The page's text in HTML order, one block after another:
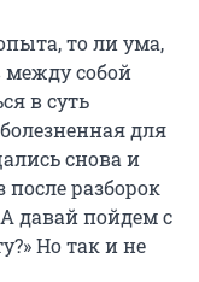
то ли ума,
между собой
в суть
для
снова и
разборок
давай пойдем с
Но так и не